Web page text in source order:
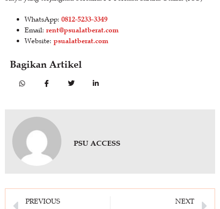
WhatsApp: 0812-5233-3349
Email: rent@psualatberat.com
Website: psualatberat.com
Bagikan Artikel
PSU ACCESS
PREVIOUS NEXT